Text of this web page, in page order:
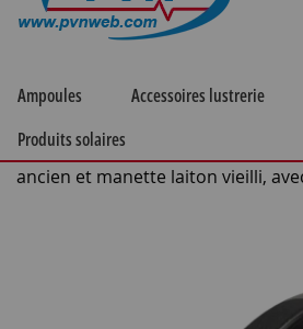
Ampoules Accessoires lustrerie
Produits solaires
Accueil >Matériel électrique
ancien et manette laiton vieilli,